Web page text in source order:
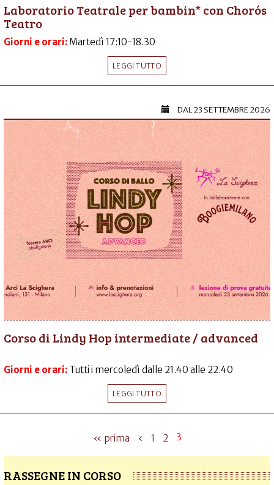
Laboratorio Teatrale per bambin* con Chorós
Teatro
Giorni e orari: Martedì 17:10-18.30
LEGGI TUTTO
DAL23 SETTEMBRE 2026
Corso di Lindy Hop intermediate / advanced
Giorni e orari: Tutti i mercoledì dalle 21.40 alle 22.40
LEGGI TUTTO
« prima ‹ 1 2 3
RASSEGNE IN CORSO